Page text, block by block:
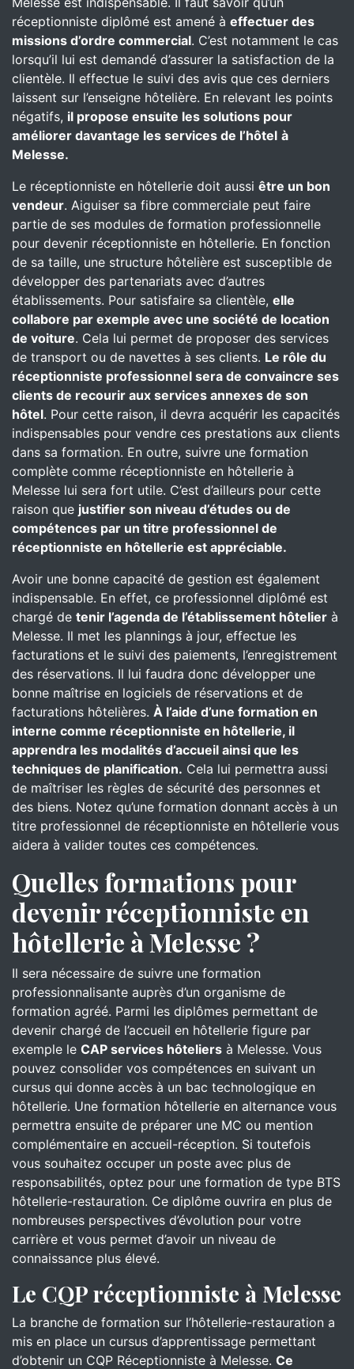
réceptionniste diplômé est amené à effectuer des
missions d’ordre commercial. C’est notamment le cas
lorsqu’il lui est demandé d’assurer la satisfaction de la
clientèle. Il effectue le suivi des avis que ces derniers
laissent sur l’enseigne hôtelière. En relevant les points
négatifs, il propose ensuite les solutions pour
améliorer davantage les services de l’hôtel à
Melesse.
Le réceptionniste en hôtellerie doit aussi être un bon
vendeur. Aiguiser sa fibre commerciale peut faire
partie de ses modules de formation professionnelle
pour devenir réceptionniste en hôtellerie. En fonction
de sa taille, une structure hôtelière est susceptible de
développer des partenariats avec d’autres
établissements. Pour satisfaire sa clientèle, elle
collabore par exemple avec une société de location
de voiture. Cela lui permet de proposer des services
de transport ou de navettes à ses clients. Le rôle du
réceptionniste professionnel sera de convaincre ses
clients de recourir aux services annexes de son
hôtel. Pour cette raison, il devra acquérir les capacités
indispensables pour vendre ces prestations aux clients
dans sa formation. En outre, suivre une formation
complète comme réceptionniste en hôtellerie à
Melesse lui sera fort utile. C’est d’ailleurs pour cette
raison que justifier son niveau d’études ou de
compétences par un titre professionnel de
réceptionniste en hôtellerie est appréciable.
Avoir une bonne capacité de gestion est également
indispensable. En effet, ce professionnel diplômé est
chargé de tenir l’agenda de l’établissement hôtelier à
Melesse. Il met les plannings à jour, effectue les
facturations et le suivi des paiements, l’enregistrement
des réservations. Il lui faudra donc développer une
bonne maîtrise en logiciels de réservations et de
facturations hôtelières. À l’aide d’une formation en
interne comme réceptionniste en hôtellerie, il
apprendra les modalités d’accueil ainsi que les
techniques de planification. Cela lui permettra aussi
de maîtriser les règles de sécurité des personnes et
des biens. Notez qu’une formation donnant accès à un
titre professionnel de réceptionniste en hôtellerie vous
aidera à valider toutes ces compétences.
Quelles formations pour
devenir réceptionniste en
hôtellerie à Melesse ?
Il sera nécessaire de suivre une formation
professionnalisante auprès d’un organisme de
formation agréé. Parmi les diplômes permettant de
devenir chargé de l’accueil en hôtellerie figure par
exemple le CAP services hôteliers à Melesse. Vous
pouvez consolider vos compétences en suivant un
cursus qui donne accès à un bac technologique en
hôtellerie. Une formation hôtellerie en alternance vous
permettra ensuite de préparer une MC ou mention
complémentaire en accueil-réception. Si toutefois
vous souhaitez occuper un poste avec plus de
responsabilités, optez pour une formation de type BTS
hôtellerie-restauration. Ce diplôme ouvrira en plus de
nombreuses perspectives d’évolution pour votre
carrière et vous permet d’avoir un niveau de
connaissance plus élevé.
Le CQP réceptionniste à Melesse
La branche de formation sur l’hôtellerie-restauration a
mis en place un cursus d’apprentissage permettant
d’obtenir un CQP Réceptionniste à Melesse. Ce